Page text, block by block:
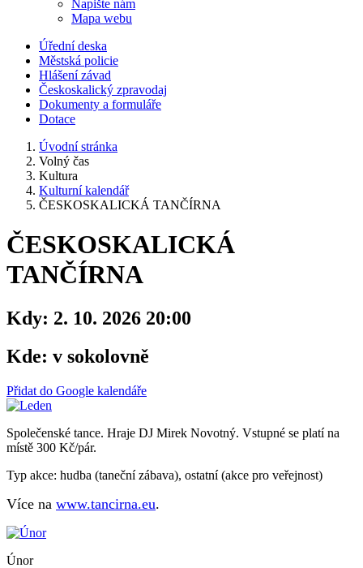
Napište nám
Mapa webu
Úřední deska
Městská policie
Hlášení závad
Českoskalický zpravodaj
Dokumenty a formuláře
Dotace
Úvodní stránka
Volný čas
Kultura
Kulturní kalendář
ČESKOSKALICKÁ TANČÍRNA
ČESKOSKALICKÁ
TANČÍRNA
Kdy: 2. 10. 2026 20:00
Kde: v sokolovně
Přidat do Google kalendáře
Společenské tance. Hraje DJ Mirek Novotný. Vstupné se platí na
místě 300 Kč/pár.
Typ akce: hudba (taneční zábava), ostatní (akce pro veřejnost)
Více na www.tancirna.eu.
Únor